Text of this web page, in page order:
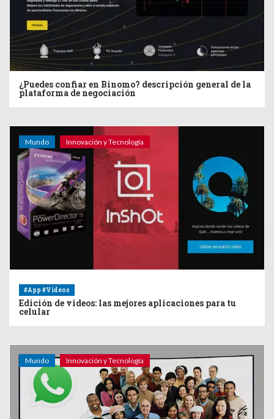
¿Puedes confiar en Binomo? descripción general de la
plataforma de negociación
Mundo Innovación y Tecnología
#App #Videos
Edición de videos: las mejores aplicaciones para tu
celular
Mundo Innovación y Tecnología